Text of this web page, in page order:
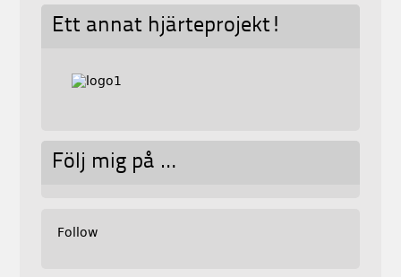
Ett annat hjärteprojekt!
Följ mig på …
Follow